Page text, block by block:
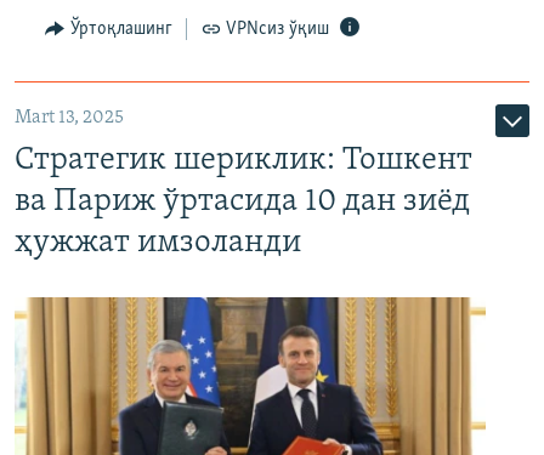
Ўртоқлашинг VPNсиз ўқиш
Mart 13, 2025
Стратегик шериклик: Тошкент
ва Париж ўртасида 10 дан зиёд
ҳужжат имзоланди